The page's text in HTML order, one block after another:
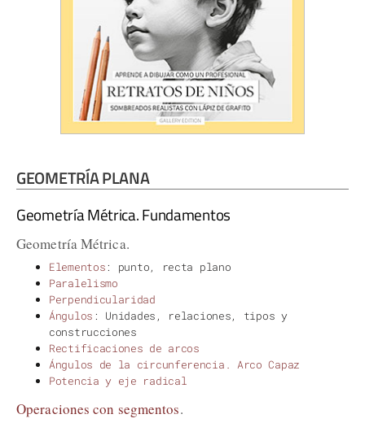
GEOMETRÍA PLANA
Geometría Métrica. Fundamentos
Geometría Métrica.
Elementos: punto, recta plano
Paralelismo
Perpendicularidad
Ángulos : Unidades, relaciones, tipos y
construcciones
Rectificaciones de arcos
Ángulos de la circunferencia. Arco Capaz
Potencia y eje radical
Operaciones con segmentos.